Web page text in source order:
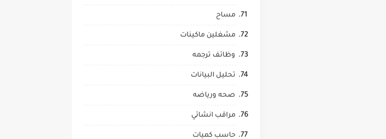
مساح
مشغلين ماكينات
وظائف ترجمه
تحليل البيانات
صحه ورياضه
مراقب انشائي
حاسب كميات